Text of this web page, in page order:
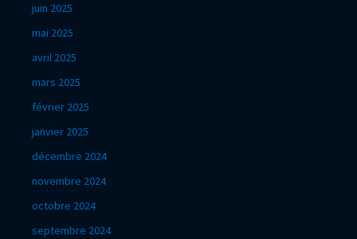
juin 2025
mai 2025
avril 2025
mars 2025
février 2025
janvier 2025
décembre 2024
novembre 2024
octobre 2024
septembre 2024